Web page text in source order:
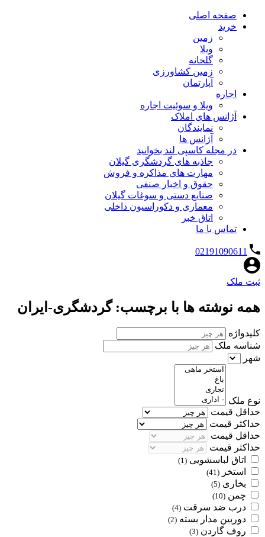
صفحه اصلی
خرید
زمین
ویلا
گلخانه
زمین کشاورزی
آپارتمان
اجاره
ویلا و سوئیت اجاره
آژانس های املاک
نمایندگان
آژانس ها
در مجله کاسپی لند بخوانید
جاذبه های گردشگری گیلان
مهارت های مذاکره و فروش
حقوق و اخبار صنفی
صنایع دستی و سوغات گیلان
معماری و دکوراسیون داخلی
اتاق خبر
تماس با ما
02191090611
ثبت ملک
همه نوشته ها با برچسب: گردشگری-ایران
کلیدواژه
شناسه ملک
شهر
نوع ملک
حداقل قیمت
حداکثر قیمت
حداقل قیمت
حداکثر قیمت
اتاق لباسشویی (1)
استخر (41)
بخاری (5)
چمن (10)
درب ضد سرقت (4)
دوربین مدار بسته (2)
روف گاردن (3)